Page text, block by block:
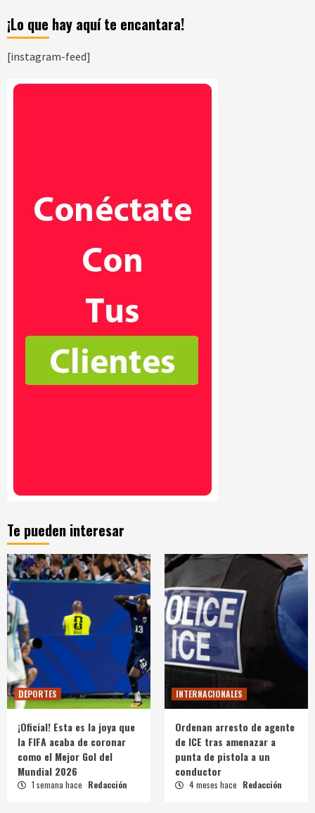
¡Lo que hay aquí te encantara!
[instagram-feed]
Te pueden interesar
DEPORTES
¡Oficial! Esta es la joya que
la FIFA acaba de coronar
como el Mejor Gol del
Mundial 2026
1 semana hace Redacción
INTERNACIONALES
Ordenan arresto de agente
de ICE tras amenazar a
punta de pistola a un
conductor
4 meses hace Redacción